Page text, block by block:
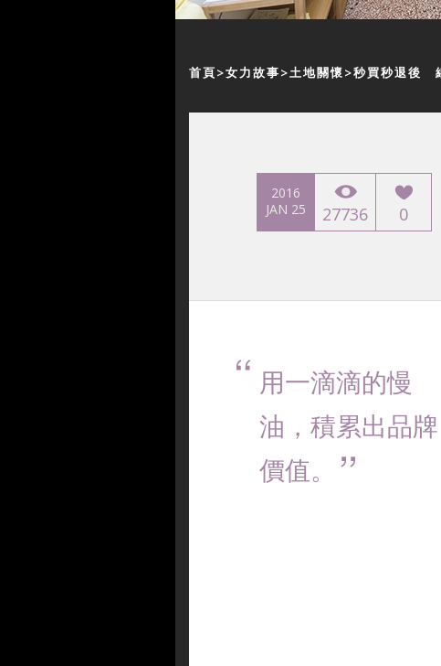
首頁 女力故事 土地關懷 秒買秒退後
2016
JAN 25
27736 0
用一滴滴的慢
油，積累出品牌
價值。